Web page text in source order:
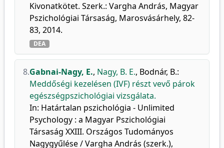
Kivonatkötet. Szerk.: Vargha András, Magyar
Pszichológiai Társaság, Marosvásárhely, 82-
83, 2014.
DEA
8.Gabnai-Nagy, E., Nagy, B. E., Bodnár, B.:
Meddőségi kezelésen (IVF) részt vevő párok
egészségpszichológiai vizsgálata.
In: Határtalan pszichológia - Unlimited
Psychology : a Magyar Pszichológiai
Társaság XXIII. Országos Tudományos
Nagygyűlése / Vargha András (szerk.),